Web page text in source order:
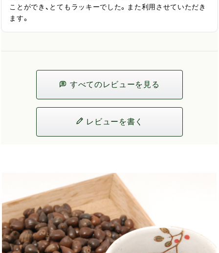
ことができ、とてもラッキーでした。また利用させていただき
ます。
すべてのレビューを見る
レビューを書く